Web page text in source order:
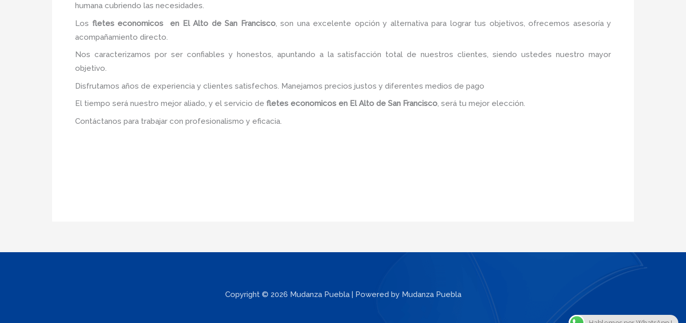
humana cubriendo las necesidades.
Los fletes economicos en El Alto de San Francisco, son una excelente opción y alternativa para lograr tus objetivos, ofrecemos asesoría y
acompañamiento directo.
Nos caracterizamos por ser confiables y honestos, apuntando a la satisfacción total de nuestros clientes, siendo ustedes nuestro mayor
objetivo.
Disfrutamos años de experiencia y clientes satisfechos. Manejamos precios justos y diferentes medios de pago
El tiempo será nuestro mejor aliado, y el servicio de fletes economicos en El Alto de San Francisco, será tu mejor elección.
Contáctanos para trabajar con profesionalismo y eficacia.
Copyright © 2026 Mudanza Puebla | Powered by Mudanza Puebla